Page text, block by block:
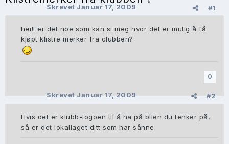
#1
Skrevet Januar 17, 2009
hei!! er det noe som kan si meg hvor det er mulig å få
kjøpt klistre merker fra clubben?
0
#2
SkrevetJanuar 17, 2009
Hvis det er klubb-logoen til å ha på bilen du tenker på,
så er det lokallaget ditt som har sånne.